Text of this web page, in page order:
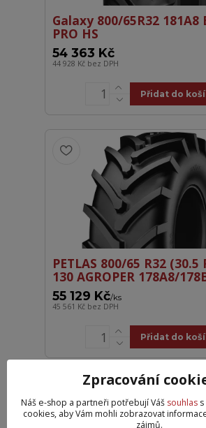
Galaxy 800/65R32 181A8
PRO HS
54 363 Kč
44 928 Kč bez DPH
Přidat do
PETLAS 800/65 R32 (30.5
130 AGROPER 178A8/
55 129 Kč/ks
45 561 Kč bez DPH
Přidat do
Zpracování
Náš e-shop a partneři potřebují Váš souhlass
cookies, aby Vám mohli zobrazovat
zájmů.